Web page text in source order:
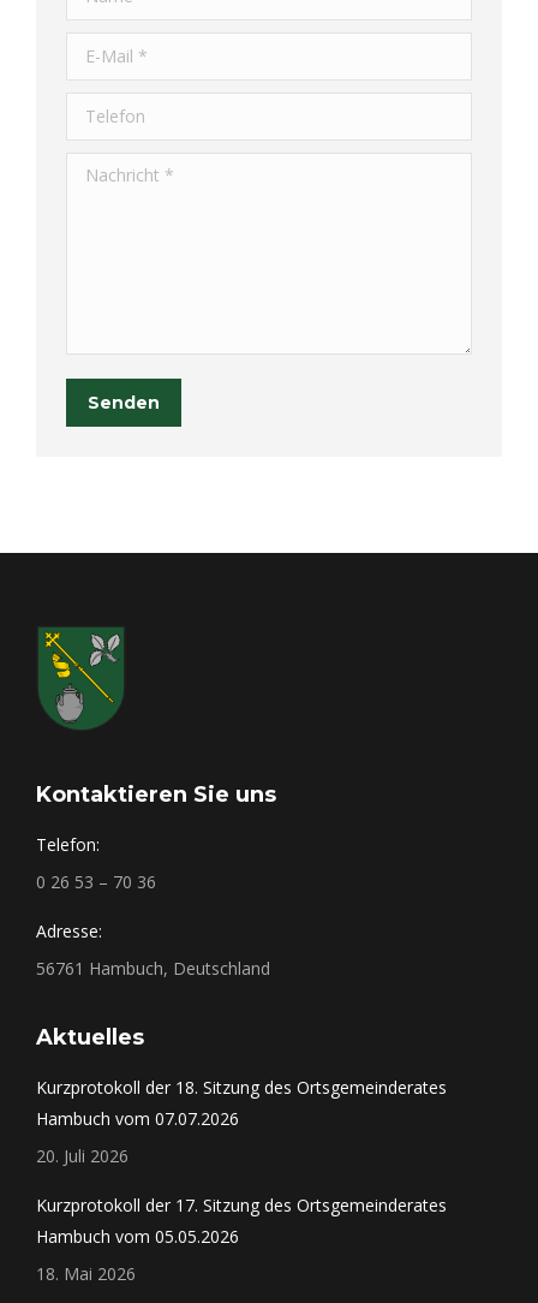
E-Mail *
Telefon
Nachricht *
Senden
Kontaktieren Sie uns
Telefon:
0 26 53 – 70 36
Adresse:
56761 Hambuch, Deutschland
Aktuelles
Kurzprotokoll der 18. Sitzung des Ortsgemeinderates
Hambuch vom 07.07.2026
20. Juli 2026
Kurzprotokoll der 17. Sitzung des Ortsgemeinderates
Hambuch vom 05.05.2026
18. Mai 2026